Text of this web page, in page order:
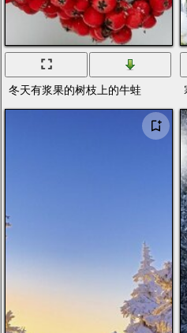
冬天有浆果的树枝上的牛蛙